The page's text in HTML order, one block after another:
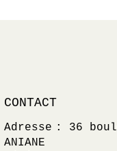
CONTACT
Adresse : 36
ANIANE